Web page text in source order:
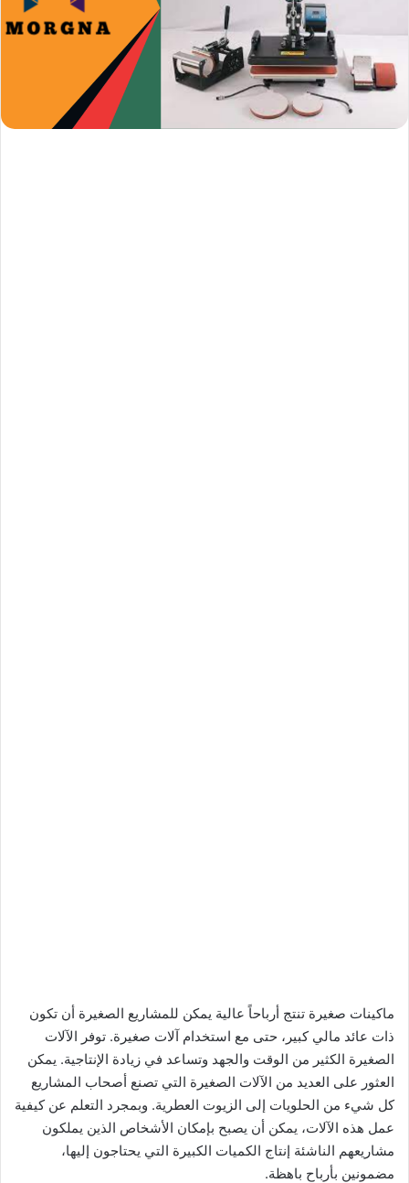
ماكينات صغيرة تنتج أرباحاً عالية يمكن للمشاريع الصغيرة أن تكون
ذات عائد مالي كبير، حتى مع استخدام آلات صغيرة. توفر الآلات
الصغيرة الكثير من الوقت والجهد وتساعد في زيادة الإنتاجية. يمكن
العثور على العديد من الآلات الصغيرة التي تصنع أصحاب المشاريع
كل شيء من الحلويات إلى الزيوت العطرية. وبمجرد التعلم عن كيفية
عمل هذه الآلات، يمكن أن يصبح بإمكان الأشخاص الذين يملكون
مشاريعهم الناشئة إنتاج الكميات الكبيرة التي يحتاجون إليها،
مضمونين بأرباح باهظة.